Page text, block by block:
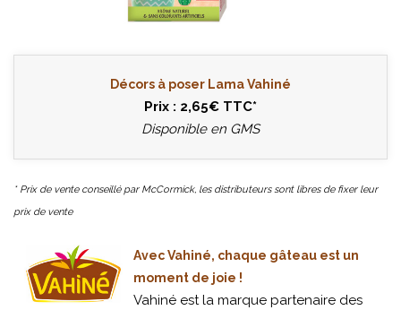
Décors à poser Lama Vahiné
Prix : 2,65€ TTC*
Disponible en GMS
* Prix de vente conseillé par McCormick, les distributeurs sont libres de fixer leur
prix de vente
Avec Vahiné, chaque gâteau est un
moment de joie !
Vahiné est la marque partenaire des